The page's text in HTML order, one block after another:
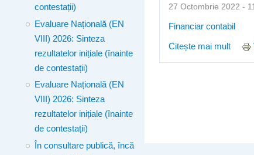
contestații)
Evaluare Națională (EN
VIII) 2026: Sinteza
rezultatelor inițiale (înainte
de contestații)
Evaluare Națională (EN
VIII) 2026: Sinteza
rezultatelor inițiale (înainte
de contestații)
În consultare publică, încă
27 Octombrie 2022 -
Financiar contabil
Citește mai mult